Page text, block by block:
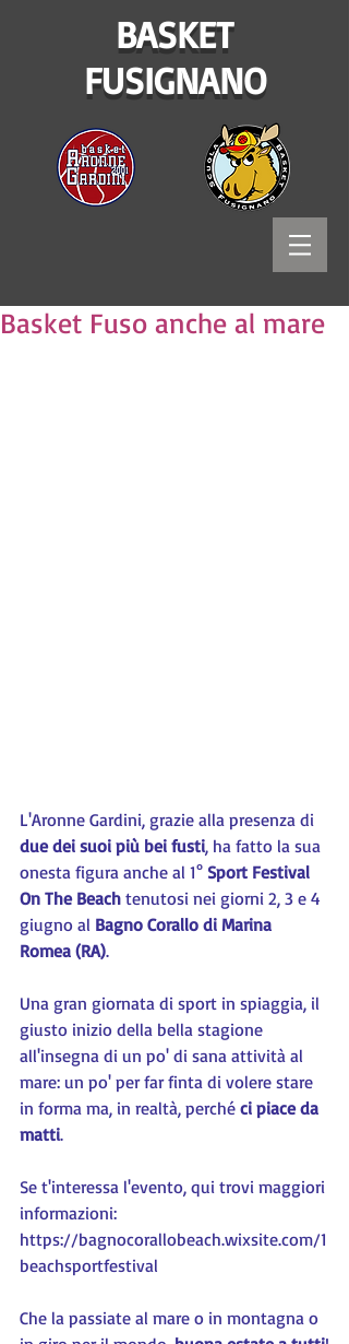
BASKET
FUSIGNANO
Basket Fuso anche al mare
L'Aronne Gardini, grazie alla presenza di
due dei suoi più bei fusti, ha fatto la sua
onesta figura anche al 1° Sport Festival
On The Beach tenutosi nei giorni 2, 3 e 4
giugno al Bagno Corallo di Marina
Romea (RA).
Una gran giornata di sport in spiaggia, il
giusto inizio della bella stagione
all'insegna di un po' di sana attività al
mare: un po' per far finta di volere stare
in forma ma, in realtà, perché ci piace da
matti.
Se t'interessa l'evento, qui trovi maggiori
informazioni:
https://bagnocorallobeach.wixsite.com/1
beachsportfestival
Che la passiate al mare o in montagna o